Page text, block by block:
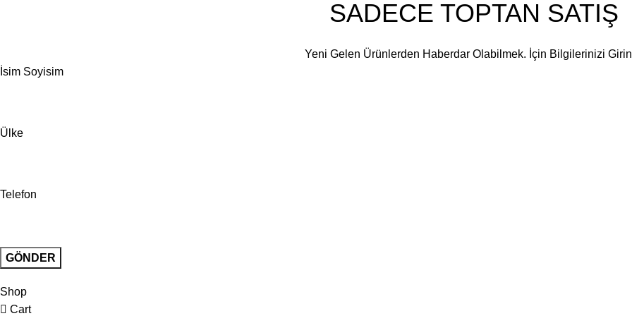
SADECE TOPTAN SATIŞ
Yeni Gelen Ürünlerden Haberdar Olabilmek. İçin Bilgilerinizi
İsim Soyisim
Ülke
Telefon
Shop
Cart